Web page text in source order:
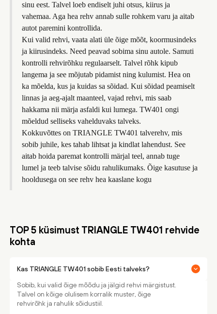
sinu eest. Talvel loeb endiselt juhi otsus, kiirus ja
vahemaa. Aga hea rehv annab sulle rohkem varu ja aitab
autot paremini kontrollida.
Kui valid rehvi, vaata alati üle õige mõõt, koormusindeks
ja kiirusindeks. Need peavad sobima sinu autole. Samuti
kontrolli rehvirõhku regulaarselt. Talvel rõhk kipub
langema ja see mõjutab pidamist ning kulumist. Hea on
ka mõelda, kus ja kuidas sa sõidad. Kui sõidad peamiselt
linnas ja aeg-ajalt maanteel, vajad rehvi, mis saab
hakkama nii märja asfaldi kui lumega. TW401 ongi
mõeldud selliseks vahelduvaks talveks.
Kokkuvõttes on TRIANGLE TW401 talverehv, mis
sobib juhile, kes tahab lihtsat ja kindlat lahendust. See
aitab hoida paremat kontrolli märjal teel, annab tuge
lumel ja teeb talvise sõidu rahulikumaks. Õige kasutuse ja
hooldusega on see rehv hea kaaslane kogu
TOP 5 küsimust TRIANGLE TW401 rehvide
kohta
Kas TRIANGLE TW401 sobib Eesti talveks?
Sobib, kui valid õige mõõdu ja jälgid rehvi märgistust.
Talvel on kõige olulisem korralik muster, õige
rehvirõhk ja rahulik sõidustiil.